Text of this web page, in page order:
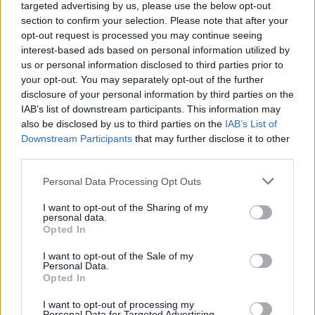
targeted advertising by us, please use the below opt-out
section to confirm your selection. Please note that after your
opt-out request is processed you may continue seeing
interest-based ads based on personal information utilized by
us or personal information disclosed to third parties prior to
your opt-out. You may separately opt-out of the further
disclosure of your personal information by third parties on the
IAB’s list of downstream participants. This information may
also be disclosed by us to third parties on the IAB’s List of
Downstream Participants that may further disclose it to other
Personal Data Processing Opt Outs
I want to opt-out of the Sharing of my
personal data.
Opted In
I want to opt-out of the Sale of my
Personal Data.
Opted In
I want to opt-out of processing my
pod úsměvem modrých nebes proudy zelení.
reklama
Stanislav Kostka Neumann
reklama
Online diskuse
že zde publikujete svůj příspěvek, se ale zároveň zavazujete
dodržovatpravidla diskuse
vyhrazuje právo smazat diskusní příspěvěk
DO DISKUZE SE MŮŽETE ZAPOJIT PO PŘIHLÁŠENÍ